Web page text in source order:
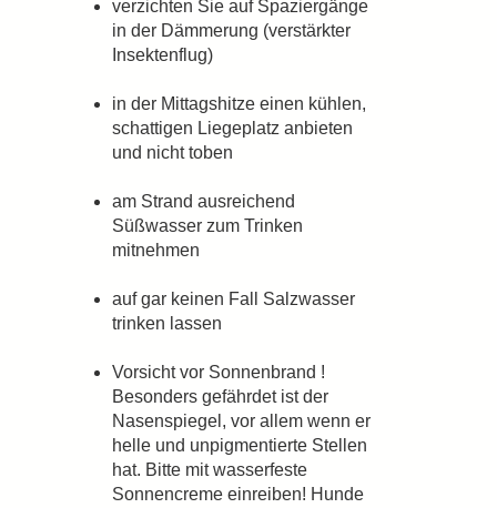
verzichten Sie auf Spaziergänge
in der Dämmerung (verstärkter
Insektenflug)
in der Mittagshitze einen kühlen,
schattigen Liegeplatz anbieten
und nicht toben
am Strand ausreichend
Süßwasser zum Trinken
mitnehmen
auf gar keinen Fall Salzwasser
trinken lassen
Vorsicht vor Sonnenbrand !
Besonders gefährdet ist der
Nasenspiegel, vor allem wenn er
helle und unpigmentierte Stellen
hat. Bitte mit wasserfeste
Sonnencreme einreiben! Hunde